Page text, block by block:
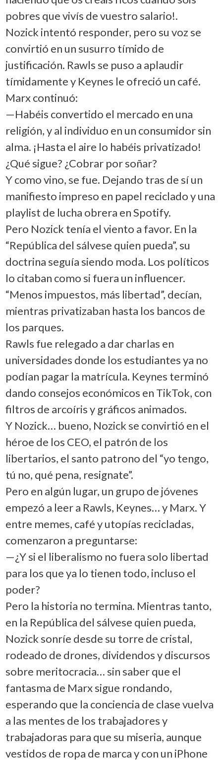
pobres que vivís de vuestro salario!.
Nozick intentó responder, pero su voz se
convirtió en un susurro tímido de
justificación. Rawls se puso a aplaudir
tímidamente y Keynes le ofreció un café.
Marx continuó:
—Habéis convertido el mercado en una
religión, y al individuo en un consumidor sin
alma. ¡Hasta el aire lo habéis privatizado!
¿Qué sigue? ¿Cobrar por soñar?
Y como vino, se fue. Dejando tras de sí un
manifiesto impreso en papel reciclado y una
playlist de lucha obrera en Spotify.
Pero Nozick tenía el viento a favor. En la
“República del sálvese quien pueda”, su
doctrina seguía siendo moda. Los políticos
lo citaban como si fuera un influencer.
“Menos impuestos, más libertad”, decían,
mientras privatizaban hasta los bancos de
los parques.
Rawls fue relegado a dar charlas en
universidades donde los estudiantes ya no
podían pagar la matrícula. Keynes terminó
dando consejos económicos en TikTok, con
filtros de arcoíris y gráficos animados.
Y Nozick… bueno, Nozick se convirtió en el
héroe de los CEO, el patrón de los
libertarios, el santo patrono del “yo tengo,
tú no, qué pena, resignate”.
Pero en algún lugar, un grupo de jóvenes
empezó a leer a Rawls, Keynes… y Marx. Y
entre memes, café y utopías recicladas,
comenzaron a preguntarse:
—¿Y si el liberalismo no fuera solo libertad
para los que ya lo tienen todo, incluso el
poder?
Pero la historia no termina. Mientras tanto,
en la República del sálvese quien pueda,
Nozick sonríe desde su torre de cristal,
rodeado de drones, dividendos y discursos
sobre meritocracia… sin saber que el
fantasma de Marx sigue rondando,
esperando que la conciencia de clase vuelva
a las mentes de los trabajadores y
trabajadoras para que su miseria, aunque
vestidos de ropa de marca y con un iPhone